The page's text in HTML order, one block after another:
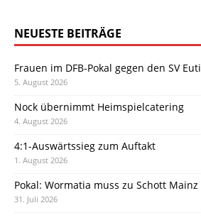
NEUESTE BEITRÄGE
Frauen im DFB-Pokal gegen den SV
5. August 2026
Nock übernimmt Heimspielcatering
4. August 2026
4:1-Auswärtssieg zum Auftakt
1. August 2026
Pokal: Wormatia muss zu Schott Mainz
31. Juli 2026